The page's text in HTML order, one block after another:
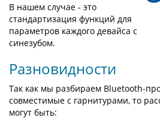
В нашем случае - это
стандартизация функций для
параметров каждого девайса с
синезубом.
Разновидности
Так как мы разбираем Bluetooth-
совместимые с гарнитурами, то
могут быть: